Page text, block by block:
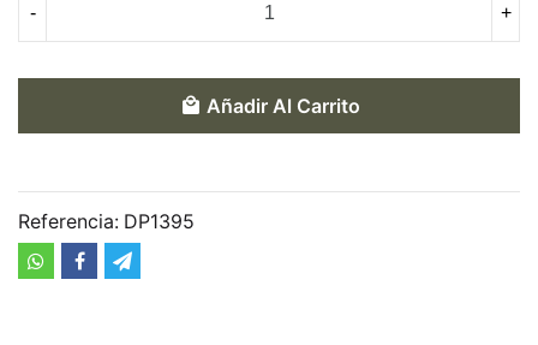
- +
Añadir Al Carrito
Referencia: DP1395